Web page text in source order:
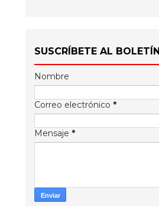
SUSCRÍBETE AL BOLETÍN
Nombre
Correo electrónico *
Mensaje *